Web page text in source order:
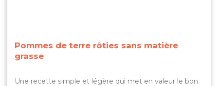
Pommes de terre rôties sans matière
grasse
Une recette simple et légère qui met en valeur le bon